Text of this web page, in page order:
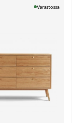
Varastossa